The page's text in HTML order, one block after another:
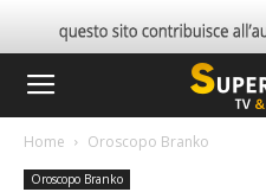
Home Oroscopo Branko
Oroscopo Branko